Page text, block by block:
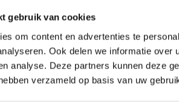
gebruik van cookies
om content en advertenties te
Ook delen we informatie
analyse. Deze partners kunnen deze
verzameld op basis van uw